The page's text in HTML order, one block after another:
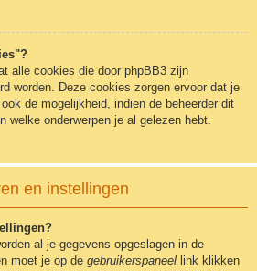
alle cookies die door phpBB3 zijn
worden. Deze cookies zorgen ervoor dat je
de mogelijkheid, indien de beheerder dit
welke onderwerpen je al gelezen hebt.
en instellingen
al je gegevens opgeslagen in de
moet je op de gebruikerspaneel link klikken